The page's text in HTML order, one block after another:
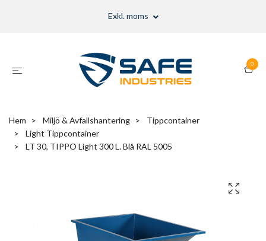
Exkl. moms
0
Hem Miljö & Avfallshantering
Tippcontainer
Light Tippcontainer
LT 30, TIPPO Light 300 L. Blå RAL 5005